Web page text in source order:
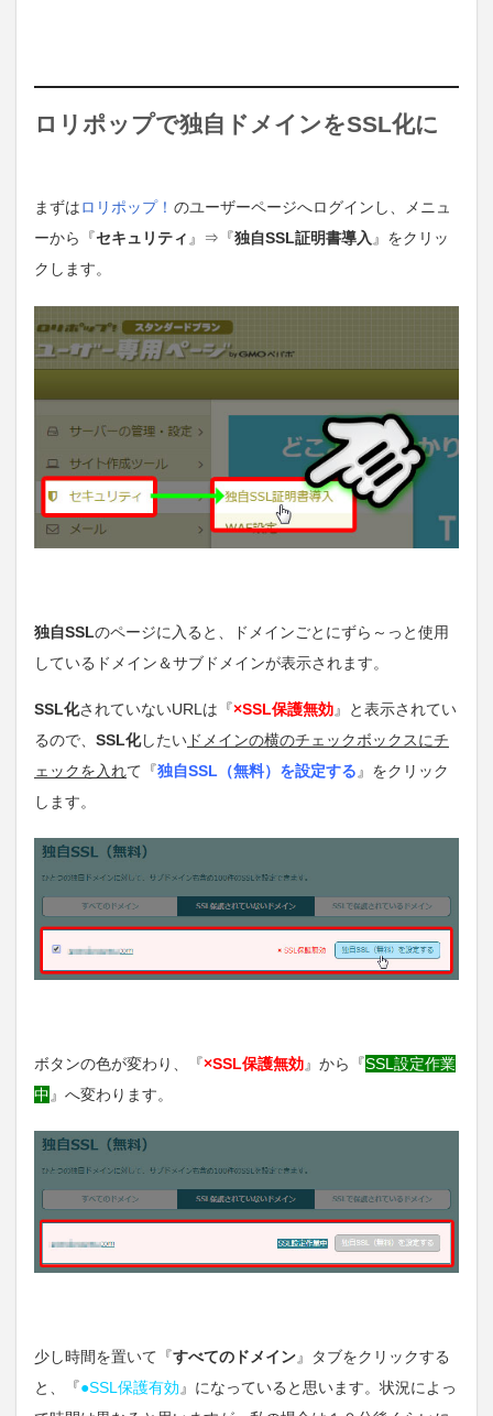
ロリポップで独自ドメインをSSL化に
まずはロリポップ！ のユーザーページへログインし、メニュ
ーから『セキュリティ 』⇒『独自SSL証明書導入』をクリッ
クします。
独自SSLのページに入ると、ドメインごとにずら～っと使用
しているドメイン＆サブドメインが表示されます。
SSL化されていないURLは『×SSL保護無効』と表示されてい
るので、 SSL化したい ドメインの横のチェックボックスにチ
ェックを入れて『独自SSL（無料）を設定する 』をクリック
します。
ボタンの色が変わり、『×SSL保護無効』から『SSL設定作業
中 』へ変わります。
少し時間を置いて『すべてのドメイン』タブをクリックする
と、『●SSL保護有効 』になっていると思います。状況によっ